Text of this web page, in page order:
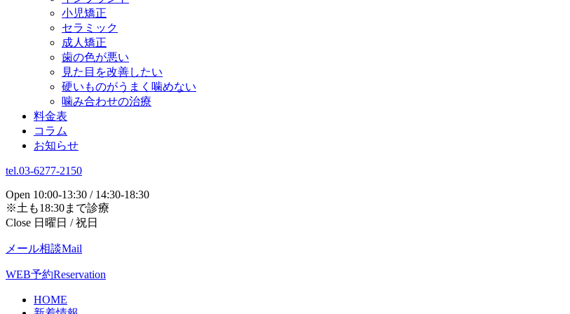
小児矯正
セラミック
成人矯正
歯の色が悪い
見た目を改善したい
硬いものがうまく噛めない
噛み合わせの治療
料金表
コラム
お知らせ
tel.03-6277-2150
Open 10:00-13:30 / 14:30-18:30
※土も18:30まで診療
Close 日曜日 / 祝日
メール相談Mail
WEB予約Reservation
HOME